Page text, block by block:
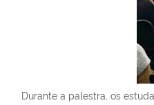
Durante a palestra, os